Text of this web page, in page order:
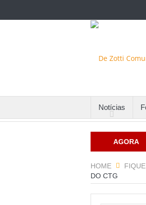
Notícias
AGORA
HOME
DO CTG